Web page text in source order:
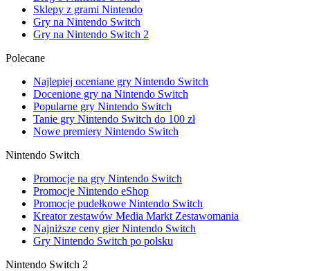
Sklepy z grami Nintendo
Gry na Nintendo Switch
Gry na Nintendo Switch 2
Polecane
Najlepiej oceniane gry Nintendo Switch
Docenione gry na Nintendo Switch
Popularne gry Nintendo Switch
Tanie gry Nintendo Switch do 100 zł
Nowe premiery Nintendo Switch
Nintendo Switch
Promocje na gry Nintendo Switch
Promocje Nintendo eShop
Promocje pudełkowe Nintendo Switch
Kreator zestawów Media Markt Zestawomania
Najniższe ceny gier Nintendo Switch
Gry Nintendo Switch po polsku
Nintendo Switch 2